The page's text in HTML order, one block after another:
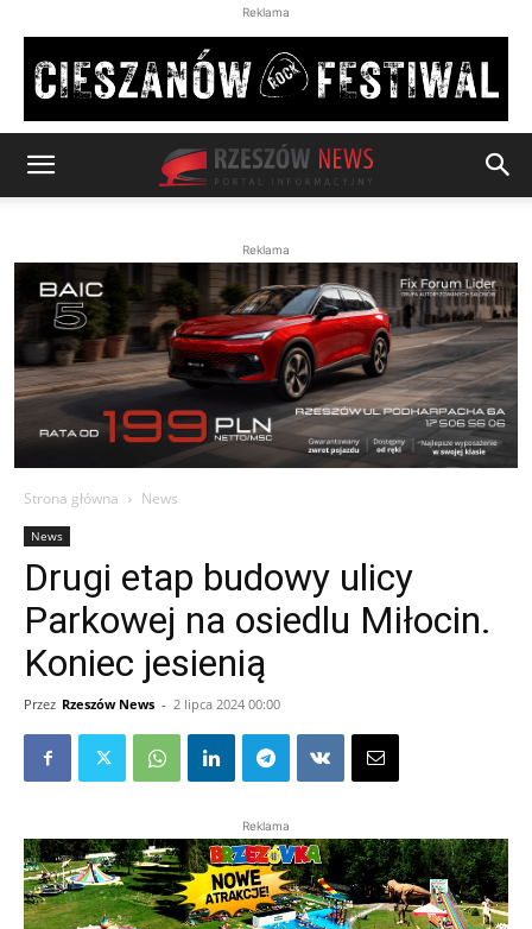
Reklama
Reklama
Strona główna News
News
Drugi etap budowy ulicy
Parkowej na osiedlu Miłocin.
Koniec jesienią
Przez Rzeszów News - 2 lipca 2024 00:00
Reklama